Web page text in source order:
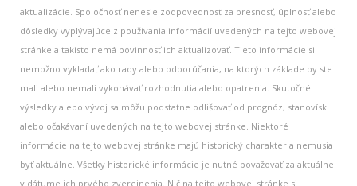
aktualizácie. Spoločnosť nenesie zodpovednosť za presnosť, úplnosť alebo
dôsledky vyplývajúce z používania informácií uvedených na tejto webovej
stránke a takisto nemá povinnosť ich aktualizovať. Tieto informácie si
nemožno vykladať ako rady alebo odporúčania, na ktorých základe by ste
mali alebo nemali vykonávať rozhodnutia alebo opatrenia. Skutočné
výsledky alebo vývoj sa môžu podstatne odlišovať od prognóz, stanovísk
alebo očakávaní uvedených na tejto webovej stránke. Niektoré
informácie na tejto webovej stránke majú historický charakter a nemusia
byť aktuálne. Všetky historické informácie je nutné považovať za aktuálne
v dátume ich prvého zverejnenia. Nič na tejto webovej stránke si